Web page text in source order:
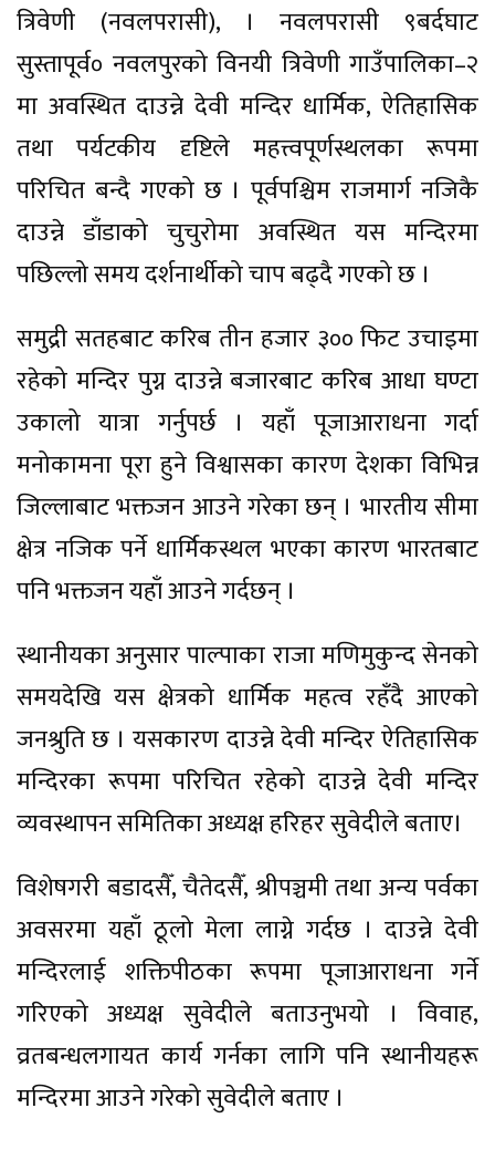
त्रिवेणी (नवलपरासी), । नवलपरासी ९बर्दघाट
सुस्तापूर्व० नवलपुरको विनयी त्रिवेणी गाउँपालिका–२
मा अवस्थित दाउन्ने देवी मन्दिर धार्मिक, ऐतिहासिक
तथा पर्यटकीय दृष्टिले महत्त्वपूर्णस्थलका रूपमा
परिचित बन्दै गएको छ । पूर्वपश्चिम राजमार्ग नजिकै
दाउन्ने डाँडाको चुचुरोमा अवस्थित यस मन्दिरमा
पछिल्लो समय दर्शनार्थीको चाप बढ्दै गएको छ ।
समुद्री सतहबाट करिब तीन हजार ३०० फिट उचाइमा
रहेको मन्दिर पुग्न दाउन्ने बजारबाट करिब आधा घण्टा
उकालो यात्रा गर्नुपर्छ । यहाँ पूजाआराधना गर्दा
मनोकामना पूरा हुने विश्वासका कारण देशका विभिन्न
जिल्लाबाट भक्तजन आउने गरेका छन् । भारतीय सीमा
क्षेत्र नजिक पर्ने धार्मिकस्थल भएका कारण भारतबाट
पनि भक्तजन यहाँ आउने गर्दछन् ।
स्थानीयका अनुसार पाल्पाका राजा मणिमुकुन्द सेनको
समयदेखि यस क्षेत्रको धार्मिक महत्व रहँदै आएको
जनश्रुति छ । यसकारण दाउन्ने देवी मन्दिर ऐतिहासिक
मन्दिरका रूपमा परिचित रहेको दाउन्ने देवी मन्दिर
व्यवस्थापन समितिका अध्यक्ष हरिहर सुवेदीले बताए।
विशेषगरी बडादसैँ, चैतेदसैँ, श्रीपञ्चमी तथा अन्य पर्वका
अवसरमा यहाँ ठूलो मेला लाग्ने गर्दछ । दाउन्ने देवी
मन्दिरलाई शक्तिपीठका रूपमा पूजाआराधना गर्ने
गरिएको अध्यक्ष सुवेदीले बताउनुभयो । विवाह,
व्रतबन्धलगायत कार्य गर्नका लागि पनि स्थानीयहरू
मन्दिरमा आउने गरेको सुवेदीले बताए ।